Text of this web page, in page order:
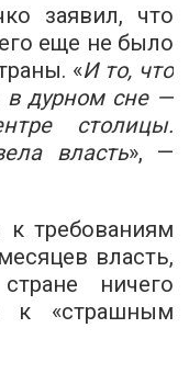
заявил, что
еще не было
«И то, что
дурном сне —
столицы.
власть», —
к требованиям
власть,
ничего
к «страшным